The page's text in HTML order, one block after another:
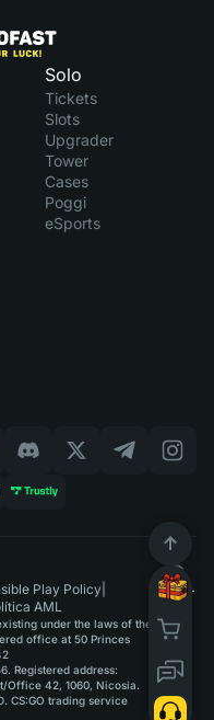
Solo
Tickets
Slots
Upgrader
Tower
Cases
Poggi
eSports
Play Policy|
AML
under the laws of the
office at 50 Princes
Registered address:
Office 42, 1060, Nicosia.
CS:GO trading service